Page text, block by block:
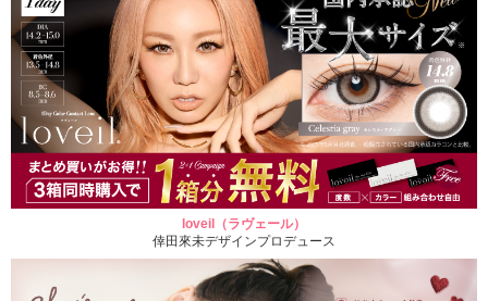
loveil（ラヴェール）
倖田來未デザインプロデュース